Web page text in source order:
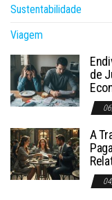
Sustentabilidade
Viagem
de
A